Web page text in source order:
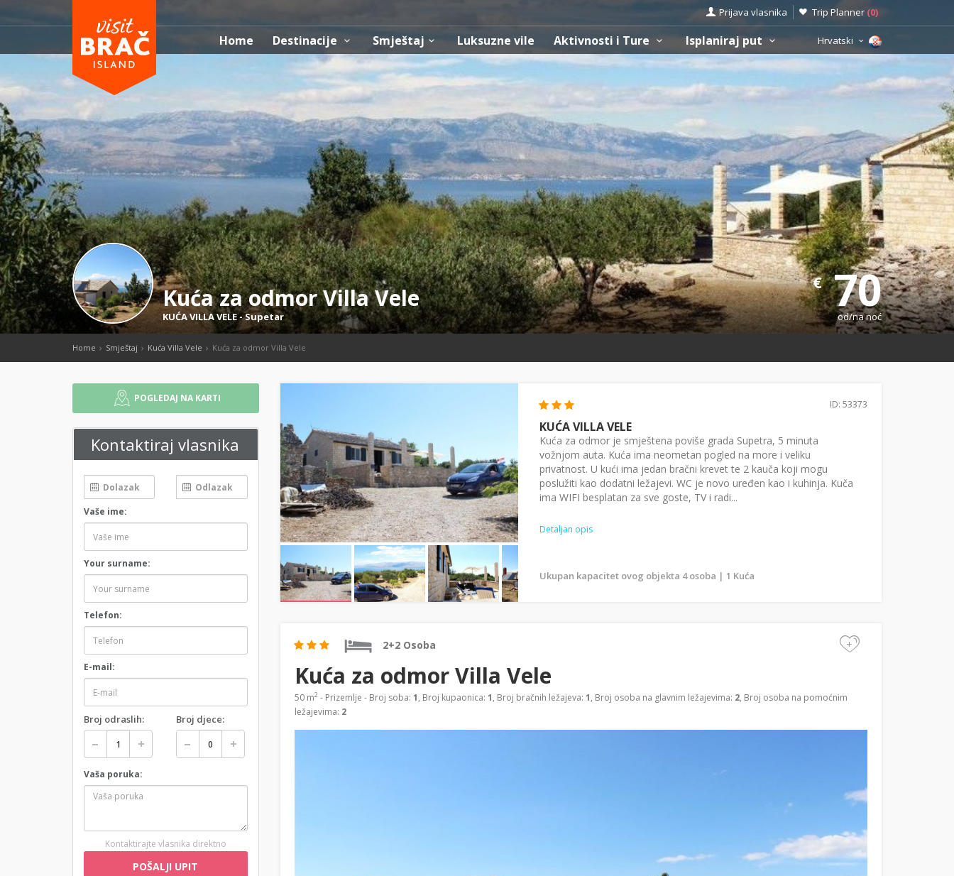
Prijava vlasnika Trip Planner (0)
Home Destinacije Smještaj Luksuzne vile Aktivnosti i Ture Isplaniraj put Hrvatski
Kuća za odmor Villa Vele
KUĆA VILLA VELE-Supetar
€70
od/na noć
Home Smještaj Kuća Villa Vele Kuća za odmor Villa Vele
POGLEDAJ NA KARTI
Kontaktiraj vlasnika
Vaše ime:
Your surname:
Telefon:
E-mail:
Broj odraslih: Broj djece:
Vaša poruka:
Kontaktirajte vlasnika direktno
POŠALJI UPIT
ID: 53373
KUĆA VILLA VELE
Kuća za odmor je smještena poviše grada Supetra, 5 minuta
vožnjom auta. Kuća ima neometan pogled na more i veliku
privatnost. U kući ima jedan bračni krevet te 2 kauča koji mogu
poslužiti kao dodatni ležajevi. WC je novo uređen kao i kuhinja. Kuča
ima WIFI besplatan za sve goste, TV i radi...
Detaljan opis
Ukupan kapacitet ovog objekta 4 osoba | 1 Kuća
2+2 Osoba +
Kuća za odmor Villa Vele
50 m2 - Prizemlje - Broj soba: 1, Broj kupaonica: 1, Broj bračnih ležajeva: 1, Broj osoba na glavnim ležajevima: 2, Broj osoba na pomoćnim
ležajevima: 2